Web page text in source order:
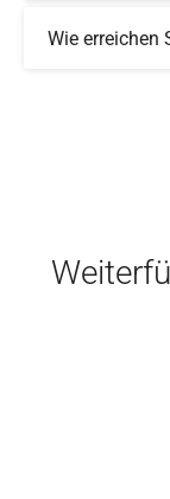
Wie erreichen